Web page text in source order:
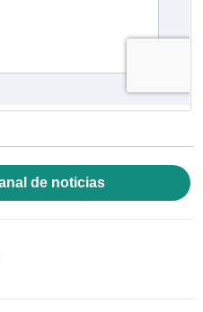
de noticias